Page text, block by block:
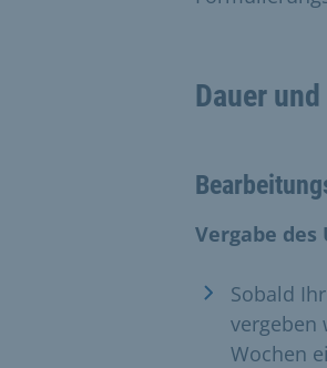
Dauer
Vergabe
Sobald
vergeben
Wochen